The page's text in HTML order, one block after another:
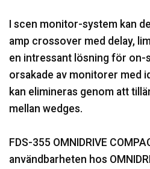
I scen monitor-system kan
amp crossover med delay,
en intressant lösning för on-
orsakade av monitorer med
kan elimineras genom att
mellan wedges.
FDS-355 OMNIDRIVE
användbarheten hos